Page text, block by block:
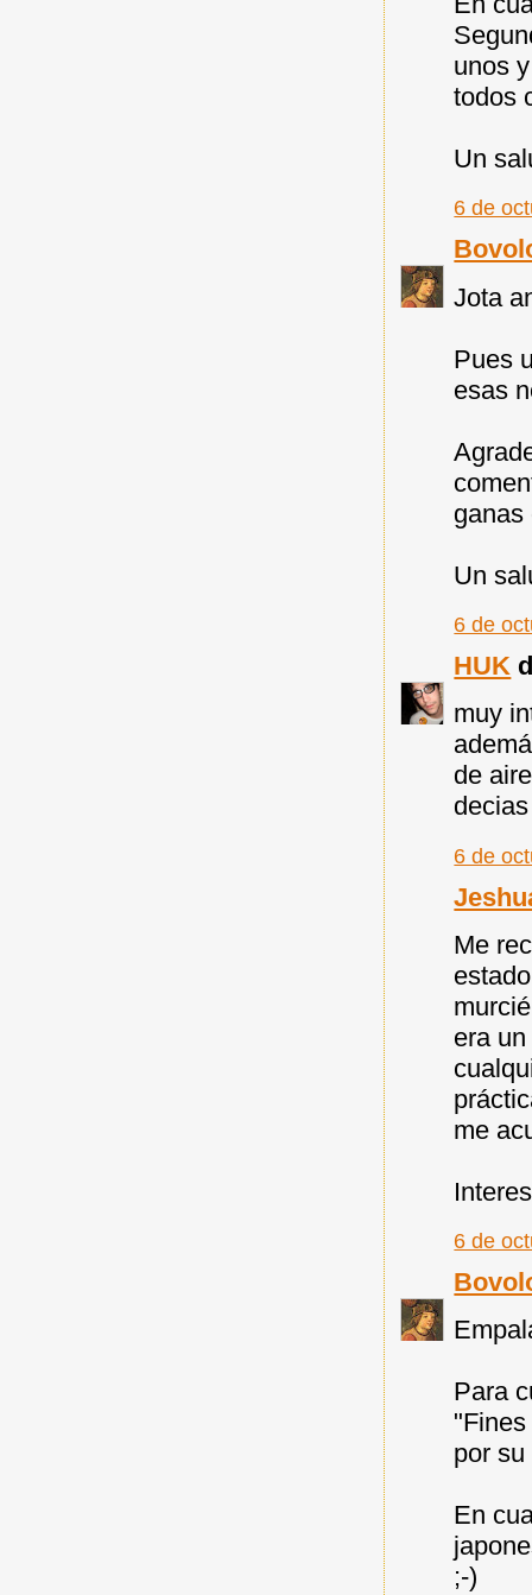
unos
todos
Un
6 de
Jota
Pues
esas
ganas
Un
6 de
HUK
muy
de
6 de
Me
era
me
6 de
Para
por
En
;-)